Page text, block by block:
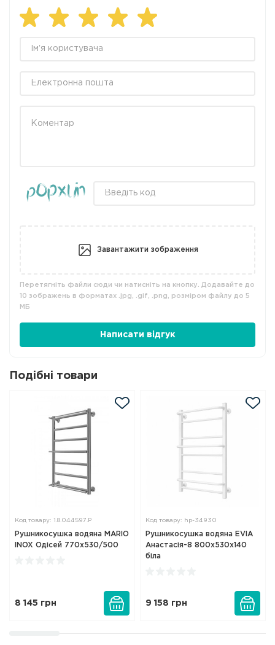
Завантажити зображення
Перетягніть файли сюди чи натисніть на кнопку. Додавайте до
10 зображень в форматах .jpg, .gif, .png, розміром файлу до 5
МБ
Написати відгук
Подібні товари
Код товару: 1.8.044597.P
Рушникосушка водяна MARIO
INOX Одісей 770х530/500
8 145 грн
Код товару: hp-34930
Рушникосушка водяна EVIA
Анастасія-8 800х530х140
біла
9 158 грн